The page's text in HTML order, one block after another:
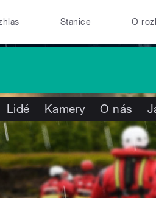
Stanice O
Lidé Kamery O nás